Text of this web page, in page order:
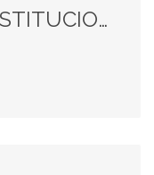
DAÑOS. JUICIO. NULIDAD. COMPETENCIA FEDERAL